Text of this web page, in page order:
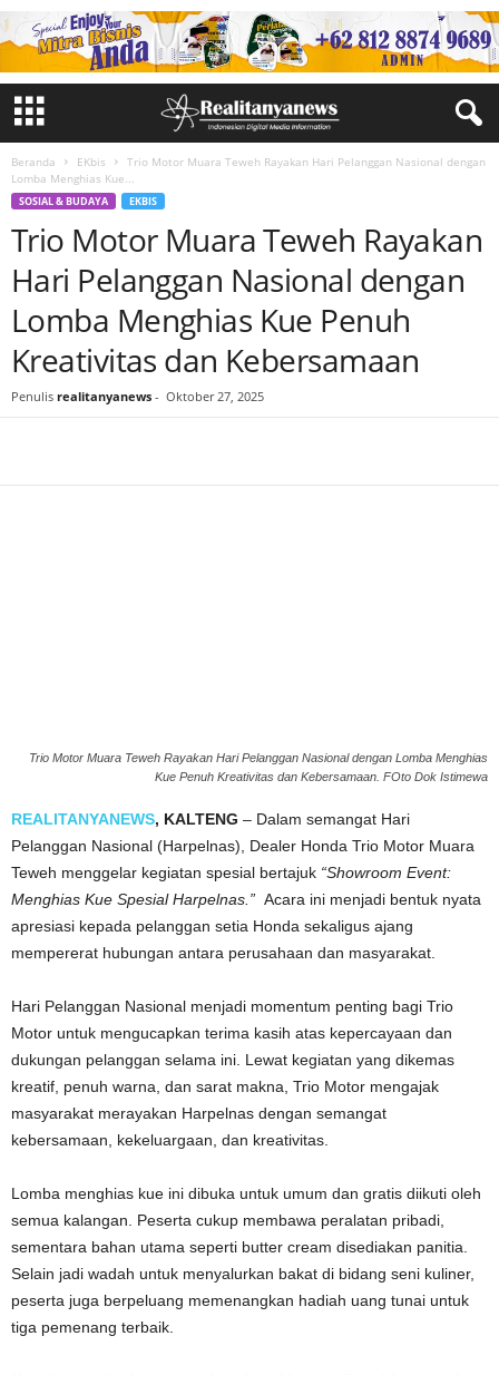
Beranda EKbis
Trio Motor Muara Teweh Rayakan Hari Pelanggan Nasional dengan
Lomba Menghias Kue...
SOSIAL & BUDAYA EKBIS
Trio Motor Muara Teweh Rayakan
Hari Pelanggan Nasional dengan
Lomba Menghias Kue Penuh
Kreativitas dan Kebersamaan
Penulis realitanyanews - Oktober 27, 2025
Trio Motor Muara Teweh Rayakan Hari Pelanggan Nasional dengan Lomba Menghias
Kue Penuh Kreativitas dan Kebersamaan. FOto Dok Istimewa
REALITANYANEWS, KALTENG – Dalam semangat Hari
Pelanggan Nasional (Harpelnas), Dealer Honda Trio Motor Muara
Teweh menggelar kegiatan spesial bertajuk “Showroom Event:
Menghias Kue Spesial Harpelnas.” Acara ini menjadi bentuk nyata
apresiasi kepada pelanggan setia Honda sekaligus ajang
mempererat hubungan antara perusahaan dan masyarakat.
Hari Pelanggan Nasional menjadi momentum penting bagi Trio
Motor untuk mengucapkan terima kasih atas kepercayaan dan
dukungan pelanggan selama ini. Lewat kegiatan yang dikemas
kreatif, penuh warna, dan sarat makna, Trio Motor mengajak
masyarakat merayakan Harpelnas dengan semangat
kebersamaan, kekeluargaan, dan kreativitas.
Lomba menghias kue ini dibuka untuk umum dan gratis diikuti oleh
semua kalangan. Peserta cukup membawa peralatan pribadi,
sementara bahan utama seperti butter cream disediakan panitia.
Selain jadi wadah untuk menyalurkan bakat di bidang seni kuliner,
peserta juga berpeluang memenangkan hadiah uang tunai untuk
tiga pemenang terbaik.